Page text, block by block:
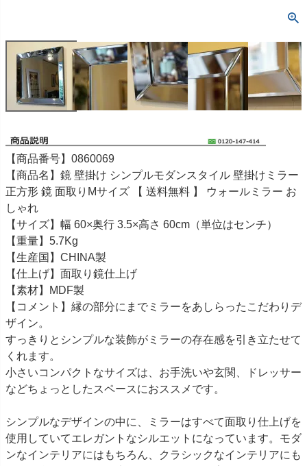
【商品番号】0860069
【商品名】鏡 壁掛け シンプルモダンスタイル 壁掛けミラー
正方形 鏡 面取りMサイズ 【 送料無料 】 ウォールミラー お
しゃれ
【サイズ】幅 60×奥行 3.5×高さ 60cm（単位はセンチ）
【重量】5.7Kg
【生産国】CHINA製
【仕上げ】面取り鏡仕上げ
【素材】MDF製
【コメント】縁の部分にまでミラーをあしらったこだわりデ
ザイン。
すっきりとシンプルな装飾がミラーの存在感を引き立たせて
くれます。
小さいコンパクトなサイズは、お手洗いや玄関、ドレッサー
などちょっとしたスペースにおススメです。
シンプルなデザインの中に、ミラーはすべて面取り仕上げを
使用していてエレガントなシルエットになっています。モダ
ンなインテリアにはもちろん、クラシックなインテリアにも